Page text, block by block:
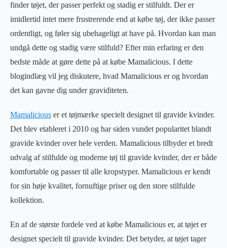
finder tøjet, der passer perfekt og stadig er stilfuldt. Der er
imidlertid intet mere frustrerende end at købe tøj, der ikke passer
ordentligt, og føler sig ubehageligt at have på. Hvordan kan man
undgå dette og stadig være stilfuld? Efter min erfaring er den
bedste måde at gøre dette på at købe Mamalicious. I dette
blogindlæg vil jeg diskutere, hvad Mamalicious er og hvordan
det kan gavne dig under graviditeten.
Mamalicious er et tøjmærke specielt designet til gravide kvinder.
Det blev etableret i 2010 og har siden vundet popularitet blandt
gravide kvinder over hele verden. Mamalicious tilbyder et bredt
udvalg af stilfulde og moderne tøj til gravide kvinder, der er både
komfortable og passer til alle kropstyper. Mamalicious er kendt
for sin høje kvalitet, fornuftige priser og den store stilfulde
kollektion.
En af de største fordele ved at købe Mamalicious er, at tøjet er
designet specielt til gravide kvinder. Det betyder, at tøjet tager